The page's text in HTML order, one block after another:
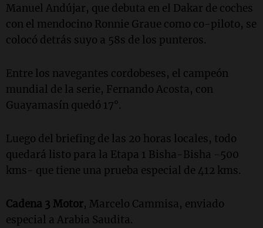
Manuel Andújar, que debuta en el Dakar de coches
con el mendocino Ronnie Graue como co-piloto, se
colocó detrás suyo a 58s de los punteros.
Entre los navegantes cordobeses, el campeón
mundial de la serie, Fernando Acosta, con
Guayamasín quedó 17°.
Luego del briefing de las 20 horas locales, todo
quedará listo para la Etapa 1 Bisha-Bisha -500
kms- que tiene una prueba especial de 412 kms.
Cadena 3 Motor, Marcelo Cammisa, enviado
especial a Arabia Saudita.